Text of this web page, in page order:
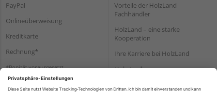
PayPal
Onlineüberweisung
Kreditkarte
Rechnung*
*Bonität vorausgesetzt
Vorteile der HolzLand-
Fachhändler
HolzLand – eine starke
Kooperation
Ihre Karriere bei HolzLand
Holz-Lexikon